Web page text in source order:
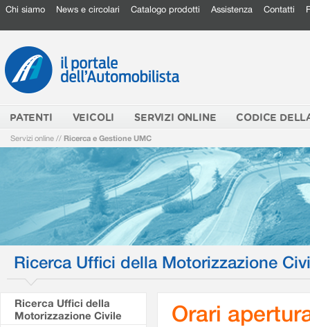
Chi siamo News e circolari Catalogo prodotti Assistenza Contatti
PATENTI VEICOLI SERVIZI ONLINE CODICE
Servizi online // Ricerca e Gestione UMC
Ricerca Uffici della Motorizzazione
Ricerca Uffici della
Motorizzazione Civile
Orari